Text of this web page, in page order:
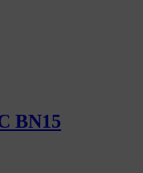
BN15